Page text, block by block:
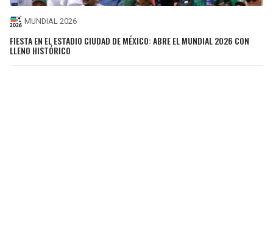
MUNDIAL 2026
FIESTA EN EL ESTADIO CIUDAD DE MÉXICO: ABRE EL MUNDIAL 2026 CON
LLENO HISTÓRICO